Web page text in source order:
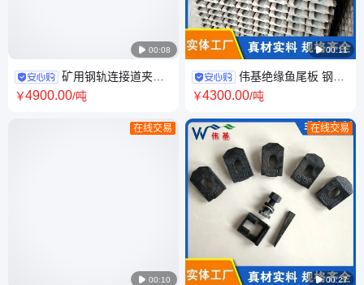
 00:08
矿用钢轨连接道夹板
材质Q235 轻轨 伟基铁路器材
￥4900.00/吨
 00:10
在线交易
 00:11
伟基绝缘鱼尾板 钢轨
连接板 道夹板 铁路配件 加工定
￥4300.00/吨
 00:27
在线交易